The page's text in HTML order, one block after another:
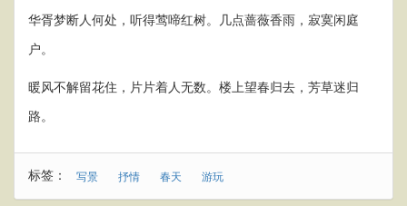
华胥梦断人何处，听得莺啼红树。几点蔷薇香雨，寂寞闲庭
户。
暖风不解留花住，片片着人无数。楼上望春归去，芳草迷归
路。
标签： 写景 抒情 春天 游玩